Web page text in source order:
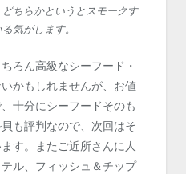
ちらかというとスモークす
気がします。
ろん高級なシーフード・
かもしれませんが、お値
十分にシーフードそのも
も評判なので、次回はそ
す。またご近所さんに人
ル、フィッシュ＆チップ